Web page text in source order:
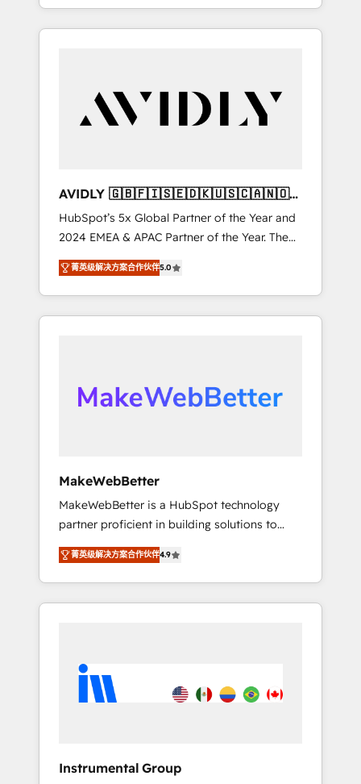
specialize in both strategic RevOps planning
and hands-on technical execution - building
Services - Managed IT (MSP) - Franchises -
Professional Services - And more! How we
Custom integrations and workflow
automation ✔️ User adoption programs,
training, and enablement Through project-
based engagements and ongoing RevOps
partnerships, we guide organizations through
the revenue maturity model - delivering the
right improvements at the right time so
AVIDLY 🇬🇧🇫🇮🇸🇪🇩🇰🇺🇸🇨🇦🇳🇴
🇩🇪🇦🇺🇳🇿
HubSpot’s 5x Global Partner of the Year and
2024 EMEA & APAC Partner of the Year. The
world’s most experienced and fully
accredited HubSpot Solutions Partner. 🚀
With 2,750+ HubSpot projects delivered and
370+ specialists across EMEA, APAC and NAM,
automation, we turn complexity into clarity,
human at global scale. 🏆 HubSpot’s CEO
菁英级解决方案合作伙伴5.0
MakeWebBetter
MakeWebBetter is a HubSpot technology
partner proficient in building solutions to
maximize the operational efficiency of
HubSpot. The fastest-growing tech-enabler &
facilitator, MakeWebBetter, hands you the
blend of HubSpot expertise & eminent
HubSpot experience 🤝HubSpot Premier
Integration partner 🤝Google Premier Partner
Harnessing the full potential of the powerful
菁英级解决方案合作伙伴4.9
Instrumental Group